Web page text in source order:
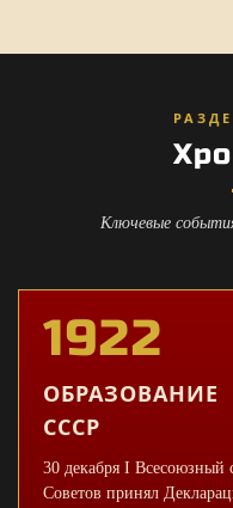
Ключевые
1922
ОБРАЗОВАНИЕ
СССР
30 декабря I Всесоюзный
Советов принял